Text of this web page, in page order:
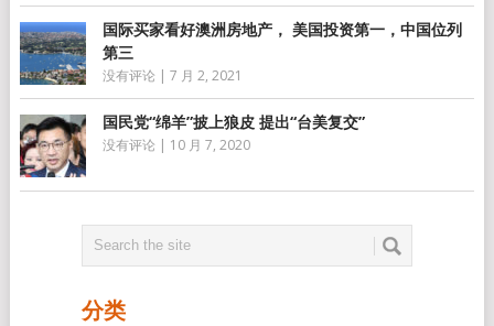
国际买家看好澳洲房地产， 美国投资第一，中国位列
第三
没有评论 | 7 月 2, 2021
国民党“绵羊”披上狼皮 提出“台美复交”
没有评论 | 10 月 7, 2020
分类